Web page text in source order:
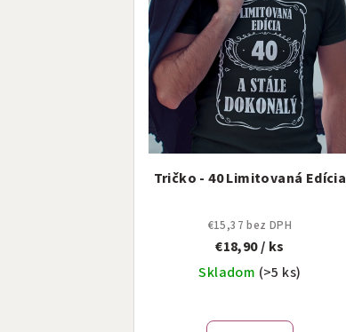
p
r
o
d
u
k
p
i
s
p
r
o
Tričko - 40 Limitovaná Edícia
€15,37 bez DPH
€18,90/ ks
Skladom (>5 ks)